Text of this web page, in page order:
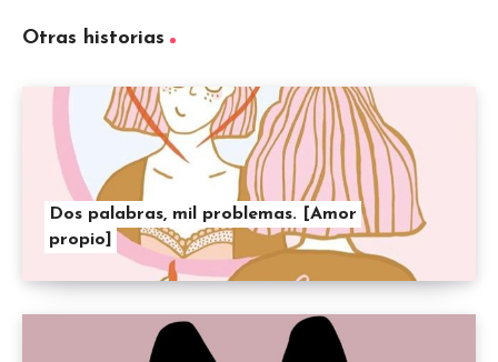
Otras historias
Dos palabras, mil problemas. [Amor
propio]